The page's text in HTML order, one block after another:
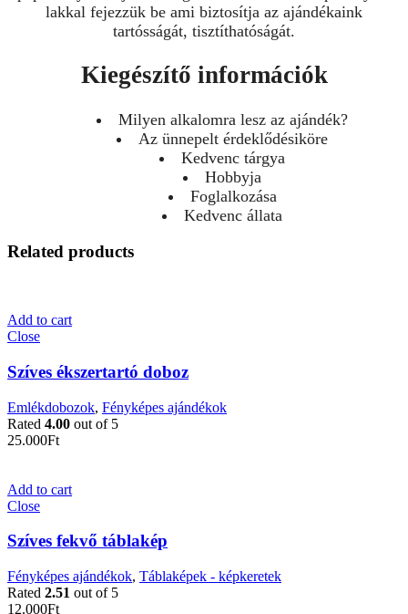
lakkal fejezzük be ami biztosítja az ajándékaink
tartósságát, tisztíthatóságát.
Kiegészítő információk
Milyen alkalomra lesz az ajándék?
Az ünnepelt érdeklődésiköre
Kedvenc tárgya
Hobbyja
Foglalkozása
Kedvenc állata
Related products
Add to cart
Close
Szíves ékszertartó doboz
Emlékdobozok, Fényképes ajándékok
Rated 4.00 out of 5
25.000Ft
Add to cart
Close
Szíves fekvő táblakép
Fényképes ajándékok, Táblaképek - képkeretek
Rated 2.51 out of 5
12.000Ft